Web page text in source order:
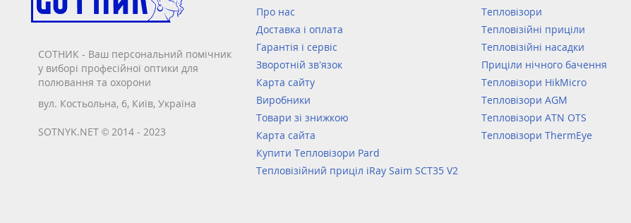
СОТНИК - Ваш персональний помічник
у виборі професійної оптики для
полювання та охорони
вул. Костьольна, 6, Київ, Україна
SOTNYK.NET © 2014 - 2023
Про нас
Доставка і оплата
Гарантія і сервіс
Зворотній зв’язок
Карта сайту
Виробники
Товари зі знижкою
Карта сайта
Купити Тепловізори Pard
Тепловізійний приціл iRay Saim SCT35 V2
Тепловізори
Тепловізійні приціли
Тепловізійні насадки
Приціли нічного бачення
Тепловізори HikMicro
Тепловізори AGM
Тепловізори ATN OTS
Тепловізори ThermEye